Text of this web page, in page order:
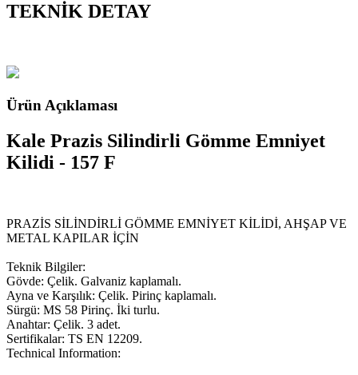
TEKNİK DETAY
Ürün Açıklaması
Kale Prazis Silindirli Gömme Emniyet
Kilidi - 157 F
PRAZİS SİLİNDİRLİ GÖMME EMNİYET KİLİDİ, AHŞAP VE
METAL KAPILAR İÇİN
Teknik Bilgiler:
Gövde: Çelik. Galvaniz kaplamalı.
Ayna ve Karşılık: Çelik. Pirinç kaplamalı.
Sürgü: MS 58 Pirinç. İki turlu.
Anahtar: Çelik. 3 adet.
Sertifikalar: TS EN 12209.
Technical Information: